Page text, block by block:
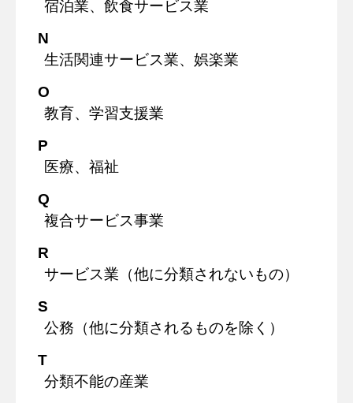
宿泊業、飲食サービス業
N
生活関連サービス業、娯楽業
O
教育、学習支援業
P
医療、福祉
Q
複合サービス事業
R
サービス業（他に分類されないもの）
S
公務（他に分類されるものを除く）
T
分類不能の産業